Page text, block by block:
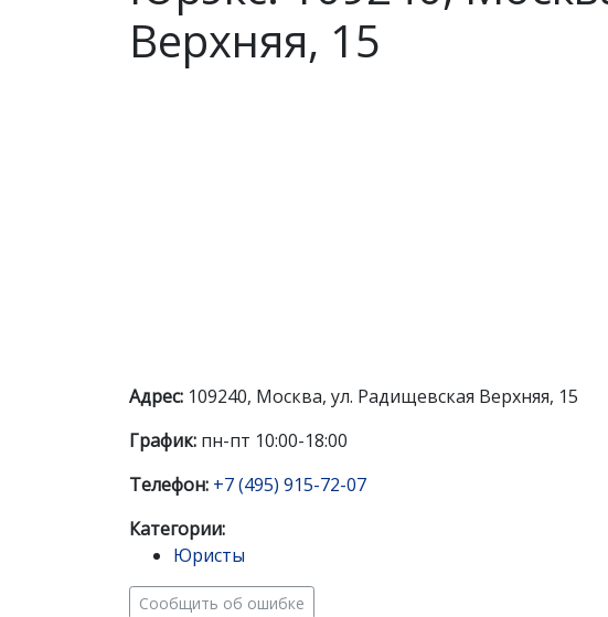
Верхняя, 15
Адрес: 109240, Москва, ул. Радищевская Верхняя, 15
График: пн-пт 10:00-18:00
Телефон: +7 (495) 915-72-07
Категории:
Юристы
Сообщить об ошибке